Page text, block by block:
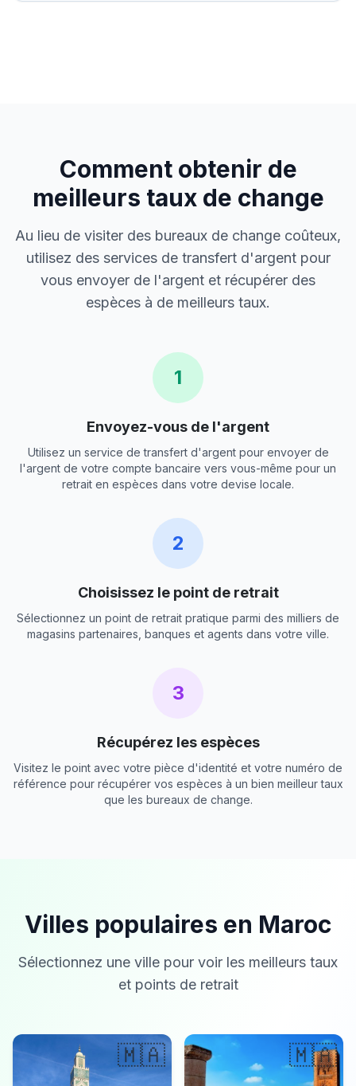
Comment obtenir de
meilleurs taux de change
Au lieu de visiter des bureaux de change coûteux,
utilisez des services de transfert d'argent pour
vous envoyer de l'argent et récupérer des
espèces à de meilleurs taux.
1
Envoyez-vous de l'argent
Utilisez un service de transfert d'argent pour envoyer de
l'argent de votre compte bancaire vers vous-même pour un
retrait en espèces dans votre devise locale.
2
Choisissez le point de retrait
Sélectionnez un point de retrait pratique parmi des milliers de
magasins partenaires, banques et agents dans votre ville.
3
Récupérez les espèces
Visitez le point avec votre pièce d'identité et votre numéro de
référence pour récupérer vos espèces à un bien meilleur taux
que les bureaux de change.
Villes populaires en Maroc
Sélectionnez une ville pour voir les meilleurs taux
et points de retrait
🇲🇦 🇲🇦